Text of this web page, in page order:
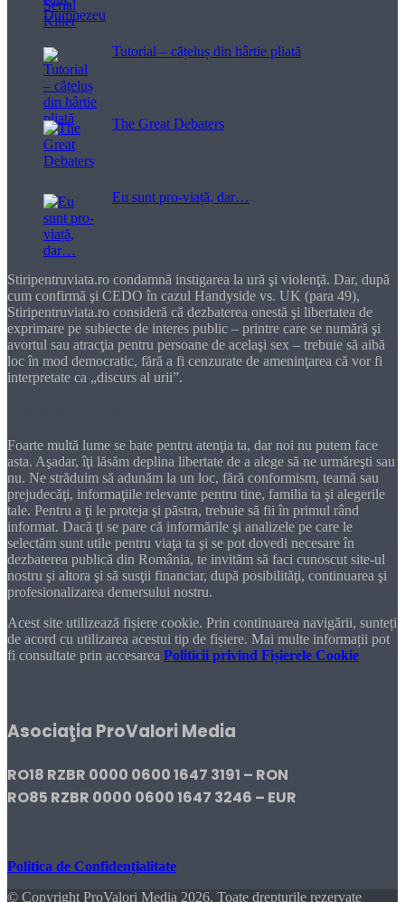
Tutorial – cățeluș din hârtie pliată
The Great Debaters
Eu sunt pro-viață, dar…
Stiripentruviata.ro condamnă instigarea la ură şi violenţă. Dar, după
cum confirmă şi CEDO în cazul Handyside vs. UK (para 49),
Stiripentruviata.ro consideră că dezbaterea onestă şi libertatea de
exprimare pe subiecte de interes public – printre care se numără şi
avortul sau atracţia pentru persoane de acelaşi sex – trebuie să aibă
loc în mod democratic, fără a fi cenzurate de ameninţarea că vor fi
interpretate ca „discurs al urii”.
Foarte multă lume se bate pentru atenţia ta, dar noi nu putem face
asta. Aşadar, îţi lăsăm deplina libertate de a alege să ne urmăreşti sau
nu. Ne străduim să adunăm la un loc, fără conformism, teamă sau
prejudecăţi, informaţiile relevante pentru tine, familia ta şi alegerile
tale. Pentru a ţi le proteja şi păstra, trebuie să fii în primul rând
informat. Dacă ţi se pare că informările şi analizele pe care le
selectăm sunt utile pentru viaţa ta şi se pot dovedi necesare în
dezbaterea publică din România, te invităm să faci cunoscut site-ul
nostru şi altora şi să susţii financiar, după posibilităţi, continuarea şi
profesionalizarea demersului nostru.
Acest site utilizează fișiere cookie. Prin continuarea navigării, sunteți
de acord cu utilizarea acestui tip de fișiere. Mai multe informații pot
fi consultate prin accesarea Politicii privind Fișierele Cookie
Asociaţia ProValori Media
RO18 RZBR 0000 0600 1647 3191 – RON
RO85 RZBR 0000 0600 1647 3246 – EUR
Politica de Confidențialitate
© Copyright ProValori Media 2026, Toate drepturile rezervate